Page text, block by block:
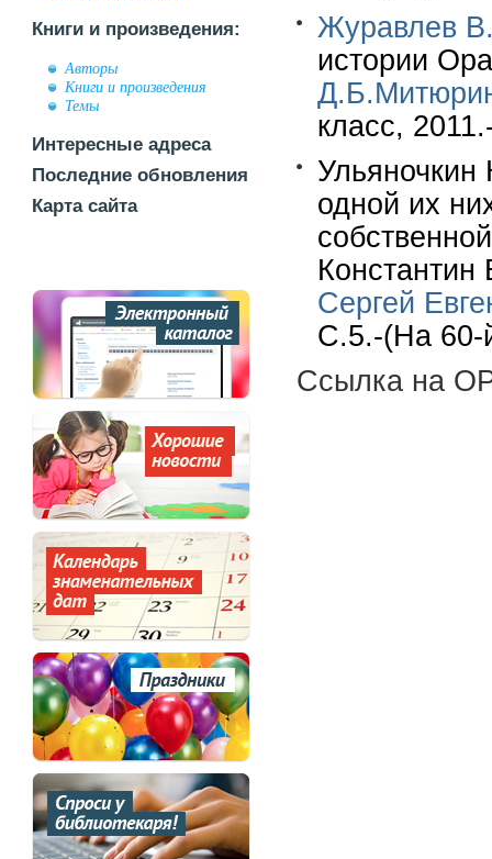
Книги и произведения:
Авторы
Книги и произведения
Темы
Интересные адреса
Последние обновления
Карта сайта
Журавлев
истории
класс,
Ульяночкин
одной их
Константин
Сергей
С.5.-(На 60-
Ссылка на